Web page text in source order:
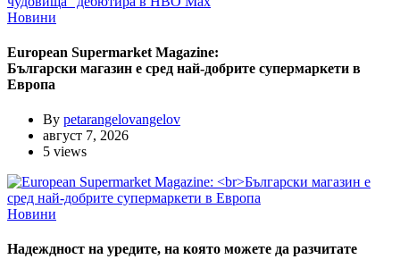
Новини
European Supermarket Magazine:
Български магазин е сред най-добрите супермаркети в
Европа
By petarangelovangelov
август 7, 2026
5 views
Новини
Надеждност на уредите, на която можете да разчитате